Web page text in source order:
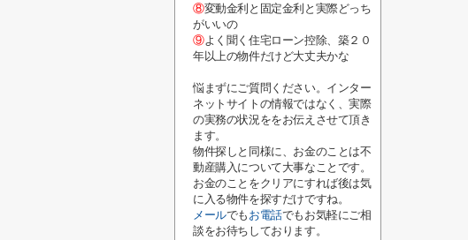
⑧変動金利と固定金利と実際どっち
がいいの
⑨よく聞く住宅ローン控除、築２０
年以上の物件だけど大丈夫かな
悩まずにご質問ください。インター
ネットサイトの情報ではなく、実際
の実務の状況ををお伝えさせて頂き
ます。
物件探しと同様に、お金のことは不
動産購入について大事なことです。
お金のことをクリアにすれば後は気
に入る物件を探すだけですね。
メールでも お電話でもお気軽にご相
談をお待ちしております。